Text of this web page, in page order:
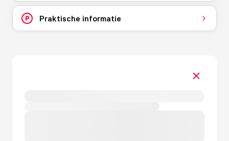
Praktische informatie